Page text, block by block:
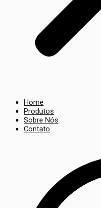
Home
Produtos
Sobre Nós
Contato